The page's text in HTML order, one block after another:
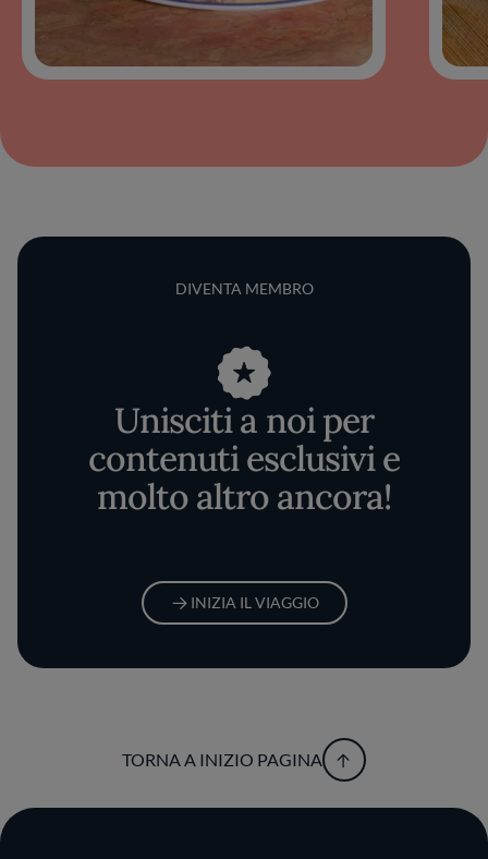
DIVENTA MEMBRO
Unisciti a noi per
contenuti esclusivi e
molto altro ancora!
INIZIA IL VIAGGIO
TORNA A INIZIO PAGINA